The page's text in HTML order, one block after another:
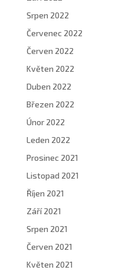
Srpen 2022
Červenec 2022
Červen 2022
Květen 2022
Duben 2022
Březen 2022
Únor 2022
Leden 2022
Prosinec 2021
Listopad 2021
Říjen 2021
Září 2021
Srpen 2021
Červen 2021
Květen 2021